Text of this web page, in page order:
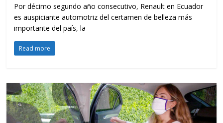
Por décimo segundo año consecutivo, Renault en Ecuador
es auspiciante automotriz del certamen de belleza más
importante del país, la
Read more